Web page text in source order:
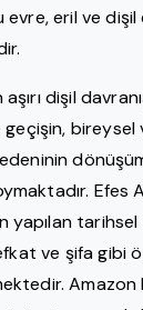
evre, eril ve
dişil
Efes
tarihsel
ve şifa gibi
Amazon